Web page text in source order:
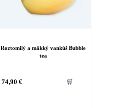
Roztomilý a mäkký vankúš Bubble
tea
74,90 € 🛒